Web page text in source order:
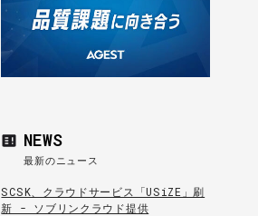
NEWS
最新のニュース
SCSK、クラウドサービス「USiZE」刷
新 - ソブリンクラウド提供